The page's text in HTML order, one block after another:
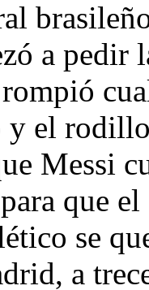
a pedir
y el
Messi
que
se
a